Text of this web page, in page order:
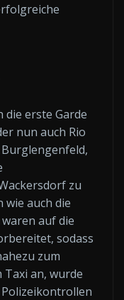
die erste Garde
nun auch Rio
zu
auch die
auf die
sodass
zum
Taxi an, wurde